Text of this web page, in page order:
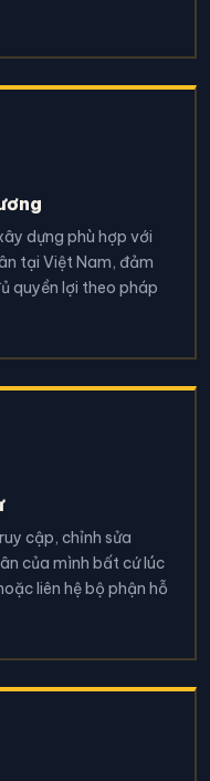
dựng phù hợp với
tại Việt Nam, đảm
quyền lợi theo pháp
cập, chỉnh sửa
của mình bất cứ lúc
liên hệ bộ phận hỗ